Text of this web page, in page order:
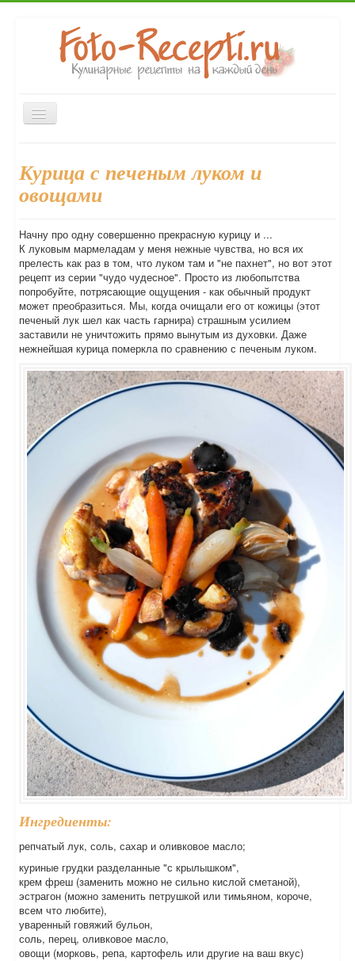
Включить/
выключить
Десерты Выпечка Напитки
Консервирование
Форум
Курица с печеным луком и
овощами
Начну про одну совершенно прекрасную курицу и ...
К луковым мармеладам у меня нежные чувства, но вся их
прелесть как раз в том, что луком там и "не пахнет", но вот этот
рецепт из серии "чудо чудесное". Просто из любопытства
попробуйте, потрясающие ощущения - как обычный продукт
может преобразиться. Мы, когда очищали его от кожицы (этот
печеный лук шел как часть гарнира) страшным усилием
заставили не уничтожить прямо вынутым из духовки. Даже
нежнейшая курица померкла по сравнению с печеным луком.
Ингредиенты:
репчатый лук, соль, сахар и оливковое масло;
куриные грудки разделанные "с крылышком",
крем фреш (заменить можно не сильно кислой сметаной),
эстрагон (можно заменить петрушкой или тимьяном, короче,
всем что любите),
уваренный говяжий бульон,
соль, перец, оливковое масло,
овощи (морковь, репа, картофель или другие на ваш вкус)